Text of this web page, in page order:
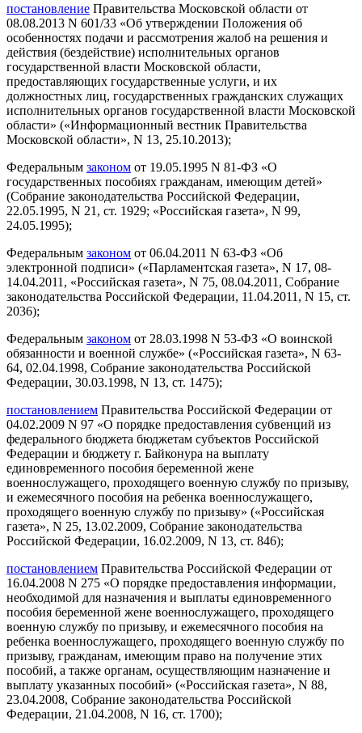
постановление Правительства Московской области от
08.08.2013 N 601/33 «Об утверждении Положения об
особенностях подачи и рассмотрения жалоб на решения и
действия (бездействие) исполнительных органов
государственной власти Московской области,
предоставляющих государственные услуги, и их
должностных лиц, государственных гражданских служащих
исполнительных органов государственной власти Московской
области» («Информационный вестник Правительства
Московской области», N 13, 25.10.2013);
Федеральным законом от 19.05.1995 N 81-ФЗ «О
государственных пособиях гражданам, имеющим детей»
(Собрание законодательства Российской Федерации,
22.05.1995, N 21, ст. 1929; «Российская газета», N 99,
24.05.1995);
Федеральным законом от 06.04.2011 N 63-ФЗ «Об
электронной подписи» («Парламентская газета», N 17, 08-
14.04.2011, «Российская газета», N 75, 08.04.2011, Собрание
законодательства Российской Федерации, 11.04.2011, N 15, ст.
2036);
Федеральным законом от 28.03.1998 N 53-ФЗ «О воинской
обязанности и военной службе» («Российская газета», N 63-
64, 02.04.1998, Собрание законодательства Российской
Федерации, 30.03.1998, N 13, ст. 1475);
постановлением Правительства Российской Федерации от
04.02.2009 N 97 «О порядке предоставления субвенций из
федерального бюджета бюджетам субъектов Российской
Федерации и бюджету г. Байконура на выплату
единовременного пособия беременной жене
военнослужащего, проходящего военную службу по призыву,
и ежемесячного пособия на ребенка военнослужащего,
проходящего военную службу по призыву» («Российская
газета», N 25, 13.02.2009, Собрание законодательства
Российской Федерации, 16.02.2009, N 13, ст. 846);
постановлением Правительства Российской Федерации от
16.04.2008 N 275 «О порядке предоставления информации,
необходимой для назначения и выплаты единовременного
пособия беременной жене военнослужащего, проходящего
военную службу по призыву, и ежемесячного пособия на
ребенка военнослужащего, проходящего военную службу по
призыву, гражданам, имеющим право на получение этих
пособий, а также органам, осуществляющим назначение и
выплату указанных пособий» («Российская газета», N 88,
23.04.2008, Собрание законодательства Российской
Федерации, 21.04.2008, N 16, ст. 1700);